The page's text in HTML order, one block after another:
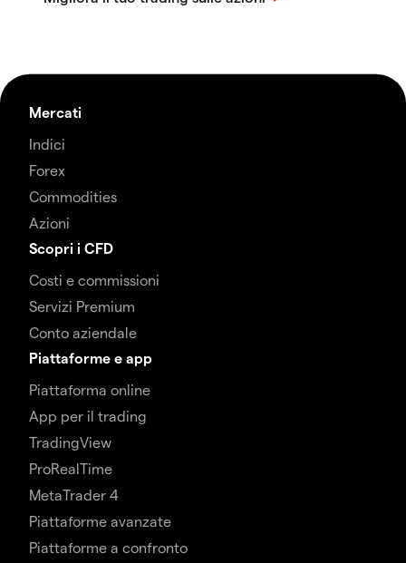
Mercati
Indici
Forex
Commodities
Azioni
Scopri i CFD
Costi e commissioni
Servizi Premium
Conto aziendale
Piattaforme e app
Piattaforma online
App per il trading
TradingView
ProRealTime
MetaTrader 4
Piattaforme avanzate
Piattaforme a confronto